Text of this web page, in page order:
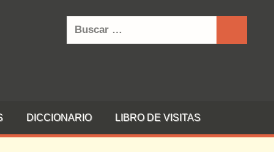
Buscar:
DICCIONARIO LIBRO DE VISITAS